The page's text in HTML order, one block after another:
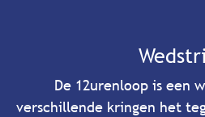
De 12urenloop is een
verschillende kringen het